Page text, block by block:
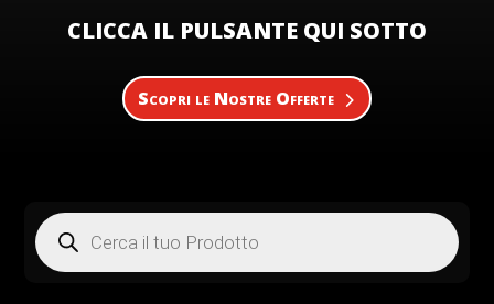
CLICCA IL PULSANTE QUI SOTTO
Scopri le Nostre Offerte
Products
search